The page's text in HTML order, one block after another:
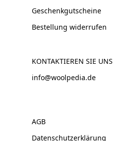
Geschenkgutscheine
Bestellung widerrufen
KONTAKTIEREN SIE UNS
info@woolpedia.de
AGB
Datenschutzerklärung